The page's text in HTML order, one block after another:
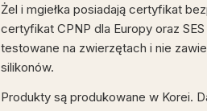
Żel i mgiełka posiadają certyfikat
certyfikat CPNP dla Europy oraz
testowane na zwierzętach i nie
silikonów.
Produkty są produkowane w Korei.